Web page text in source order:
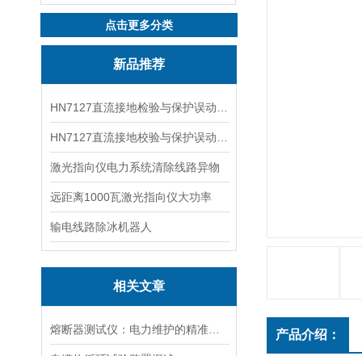
点击更多分类
新品推荐
激光指向仪电力系统清除线路异物
远距离1000瓦激光指向仪大功率
输电线路除冰机器人
相关文章
产品介绍：